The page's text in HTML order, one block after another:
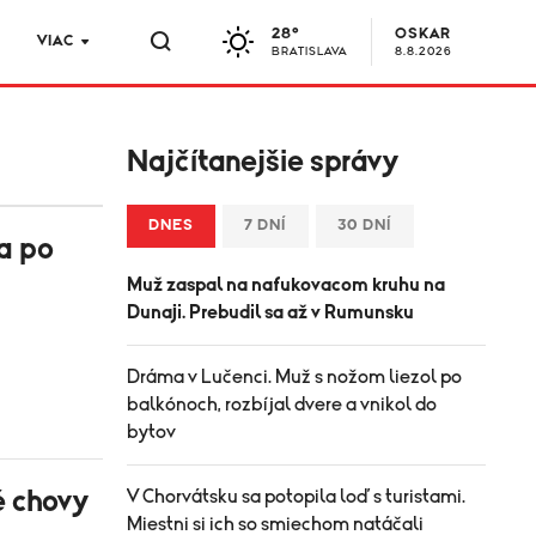
VIAC 28°
BRATISLAVA
OSKAR
8.8.2026
po
chovy
Najčítanejšie správy
DNES 7 DNÍ 30 DNÍ
Muž zaspal na nafukovacom kruhu na
Dunaji. Prebudil sa až v Rumunsku
Dráma v Lučenci. Muž s nožom liezol po
balkónoch, rozbíjal dvere a vnikol do
bytov
V Chorvátsku sa potopila loď s turistami.
Miestni si ich so smiechom natáčali